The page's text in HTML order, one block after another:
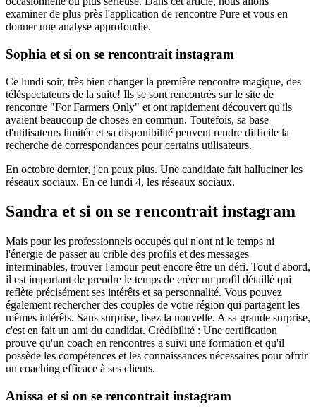
examiner de plus près l'application de rencontre Pure et vous en
donner une analyse approfondie.
Sophia et si on se rencontrait instagram
Ce lundi soir, très bien changer la première rencontre magique, des
téléspectateurs de la suite! Ils se sont rencontrés sur le site de
rencontre "For Farmers Only" et ont rapidement découvert qu'ils
avaient beaucoup de choses en commun. Toutefois, sa base
d'utilisateurs limitée et sa disponibilité peuvent rendre difficile la
recherche de correspondances pour certains utilisateurs.
En octobre dernier, j'en peux plus. Une candidate fait halluciner les
réseaux sociaux. En ce lundi 4, les réseaux sociaux.
Sandra et si on se rencontrait instagram
Mais pour les professionnels occupés qui n'ont ni le temps ni
l'énergie de passer au crible des profils et des messages
interminables, trouver l'amour peut encore être un défi. Tout d'abord,
il est important de prendre le temps de créer un profil détaillé qui
reflète précisément ses intérêts et sa personnalité. Vous pouvez
également rechercher des couples de votre région qui partagent les
mêmes intérêts. Sans surprise, lisez la nouvelle. A sa grande surprise,
c'est en fait un ami du candidat. Crédibilité : Une certification
prouve qu'un coach en rencontres a suivi une formation et qu'il
possède les compétences et les connaissances nécessaires pour offrir
un coaching efficace à ses clients.
Anissa et si on se rencontrait instagram